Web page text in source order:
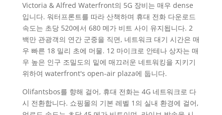
Victoria & Alfred Waterfront의 5G 장비는 매우 dense
입니다. 워터프론트를 따라 산책하며 휴대 전화 다운로드
속도는 초당 520에서 680 메가 비트 사이 유지됩니다. 2
백만 관광객의 연간 군중을 직면, 네트워크 대기 시간은 매
우 빠른 18 밀리 초에 머물. 12 마이크로 안테나 상자는 매
우 높은 인구 조밀도의 밑에 매끄러운 네트워킹을 지키기
위하여 waterfront's open-air plaza에 둡니다.
Olifantsbos를 향해 걸어, 휴대 전화는 4G 네트워크로 다
시 전환합니다. 쇼핑몰의 기본 레벨 1의 실내 환경에 걸어,